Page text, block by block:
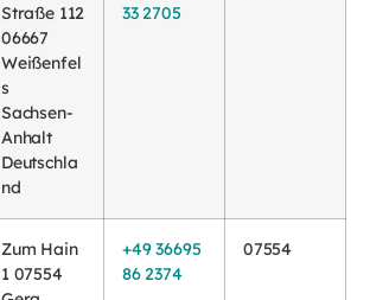
Straße 112
06667
Weißenfel
s
Sachsen-
Anhalt
Deutschla
nd
33 2705
Zum Hain
1 07554
+49 36695
86 2374
07554